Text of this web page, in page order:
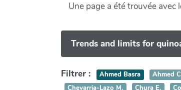
Une page a été trouvée avec
Trends and limits for
Filtrer : Ahmed Basra Ahmed
Chevarria-Lazo M.
Chura E.